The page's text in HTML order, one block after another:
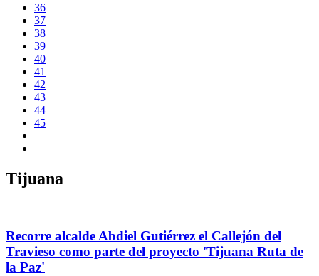
36
37
38
39
40
41
42
43
44
45
Tijuana
Recorre alcalde Abdiel Gutiérrez el Callejón del
Travieso como parte del proyecto 'Tijuana Ruta de
la Paz'